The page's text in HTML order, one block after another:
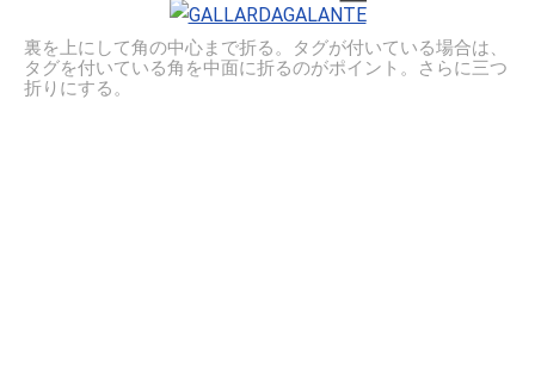
裏を上にして角の中心まで折る。タグが付いている場合は、
タグを付いている角を中面に折るのがポイント。さらに三つ
折りにする。